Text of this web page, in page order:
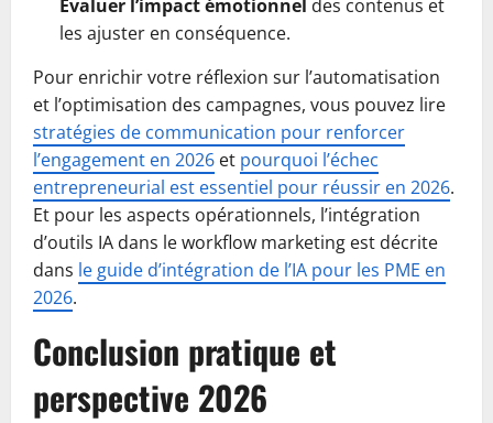
Évaluer l’impact émotionnel des contenus et
les ajuster en conséquence.
Pour enrichir votre réflexion sur l’automatisation
et l’optimisation des campagnes, vous pouvez lire
stratégies de communication pour renforcer
l’engagement en 2026 et pourquoi l’échec
entrepreneurial est essentiel pour réussir en 2026.
Et pour les aspects opérationnels, l’intégration
d’outils IA dans le workflow marketing est décrite
dans le guide d’intégration de l’IA pour les PME en
2026.
Conclusion pratique et
perspective 2026